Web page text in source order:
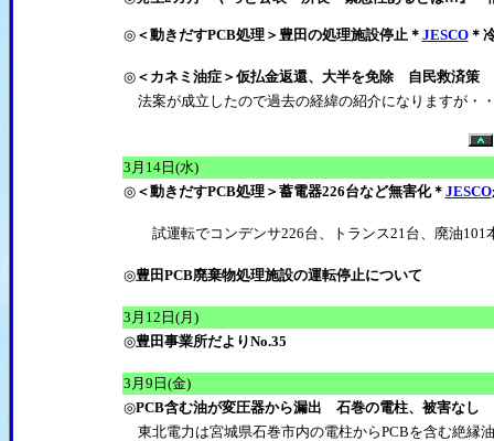
◎＜動きだすPCB処理＞豊田の処理施設停止＊ JESCO＊
◎＜カネミ油症＞仮払金返還、大半を免除 自民救済策
法案が成立したので過去の経緯の紹介になりますが・
3 月14日(水)
◎＜動きだすPCB処理＞蓄電器226台など無害化＊ JESCO
試運転でコンデンサ226台、トランス21台、廃油101
◎豊田PCB廃棄物処理施設の運転停止について
3 月12日(月)
◎豊田事業所だよりNo.35
3 月9日(金)
◎PCB含む油が変圧器から漏出 石巻の電柱、被害なし
東北電力は宮城県石巻市内の電柱からPCBを含む絶縁